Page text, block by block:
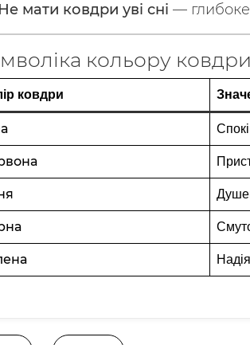
Не мати ковдри уві сні — глибоке
кольору ковдри
ковдри